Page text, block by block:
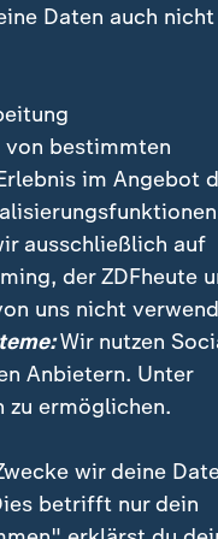
hohen
vor extremer
Daten auch nicht
bestimmten
im Angebot
ausschließlich auf
der ZDFheute
uns nicht
Wir nutzen
Anbietern. Unter
zu ermöglichen.
wir deine
betrifft nur dein